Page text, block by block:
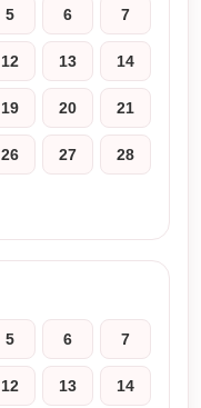
5 6 7
12 13 14
19 20 21
26 27 28
5 6 7
12 13 14